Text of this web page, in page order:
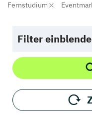
Fernstudium
Filter